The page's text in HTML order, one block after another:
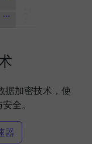
据加密技术，使
全。
器